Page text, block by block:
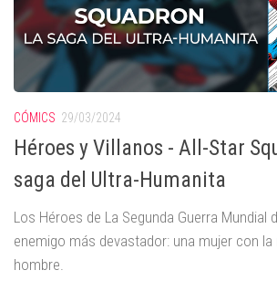
CÓMICS 29/03/2024
Héroes y Villanos - All-Star
saga del Ultra-Humanita
Los Héroes de La Segunda Guerra Mundial
enemigo más devastador: una mujer con la
hombre.